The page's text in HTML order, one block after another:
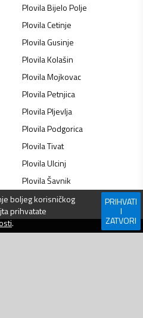
PlovilaBijelo Polje
PlovilaCetinje
PlovilaGusinje
PlovilaKolašin
PlovilaMojkovac
PlovilaPetnjica
PlovilaPljevlja
PlovilaPodgorica
PlovilaTivat
PlovilaUlcinj
PlovilaŠavnik
boljeg korisničkog
prihvatate
.
PRIHVATI
I
ZATVORI